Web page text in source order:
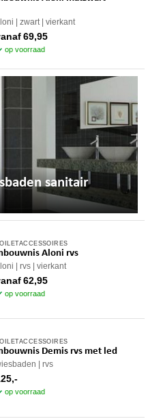
zwart vierkant
69,95
op voorraad
gekozen
productpagina
sanitair
Aloni rvs
rvs vierkant
62,95
op voorraad
product
meerdere
Demis rvs met led
rvs
op voorraad